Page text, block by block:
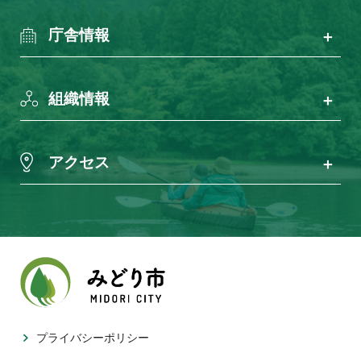
庁舎情報
組織情報
アクセス
プライバシーポリシー